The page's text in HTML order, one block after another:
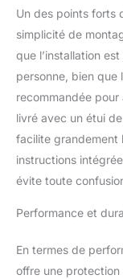
Un des points forts
simplicité de
que l’installation
personne, bien que
recommandée
livré avec un étui
facilite grandement
instructions
évite toute
Performance et
En termes de
offre une